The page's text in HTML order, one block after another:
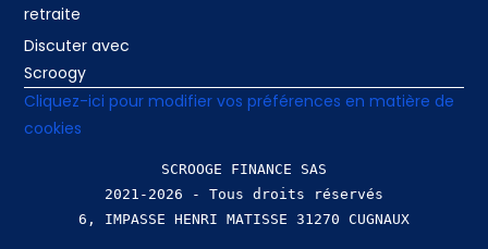
retraite
Discuter avec
Scroogy
Cliquez-ici pour modifier vos préférences en matière de
cookies
SCROOGE FINANCE SAS
2021-2026 - Tous droits réservés